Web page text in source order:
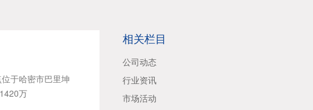
于哈密市巴里坤
万
相关栏目
公司动态
行业资讯
市场活动